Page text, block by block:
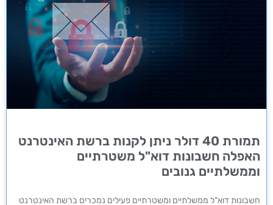
תמורת 40 דולר ניתן לקנות ברשת האינטרנט
האפלה חשבונות דוא"ל משטרתיים
וממשלתיים גנובים
חשבונות דוא"ל ממשלתיים ומשטרתיים פעילים נמכרים ברשת האינטרנט